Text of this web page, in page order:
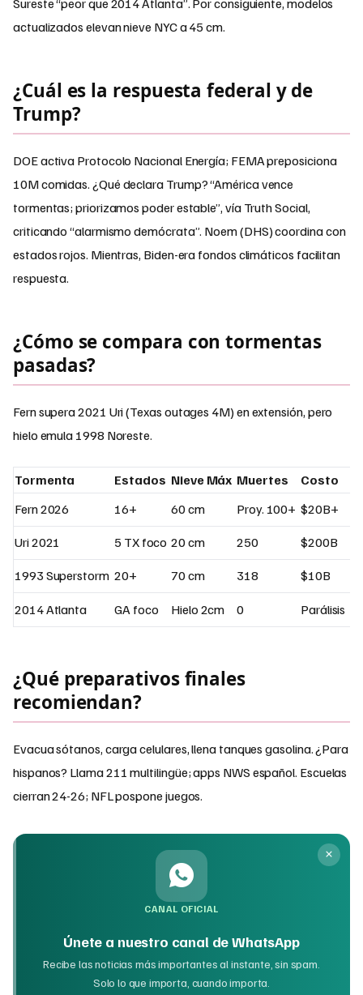
actualizados elevan nieve NYC a 45 cm.
¿Cuál es la respuesta federal y de
Trump?
DOE activa Protocolo Nacional Energía; FEMA preposiciona
10M comidas. ¿Qué declara Trump? “América vence
tormentas; priorizamos poder estable”, vía Truth Social,
criticando “alarmismo demócrata”. Noem (DHS) coordina con
estados rojos. Mientras, Biden-era fondos climáticos facilitan
respuesta.
¿Cómo se compara con tormentas
pasadas?
Fern supera 2021 Uri (Texas outages 4M) en extensión, pero
hielo emula 1998 Noreste.
Tormenta Estados Nieve Máx Muertes
Costo
Fern 2026
16+ 60 cm Proy. 100+ $20B+
Uri 2021 5 TX foco 20 cm 250 $200B
1993 Superstorm 20+ 70 cm 318 $10B
2014 Atlanta GA foco Hielo 2cm 0 Parálisis
¿Qué preparativos finales
recomiendan?
Evacua sótanos, carga celulares, llena tanques gasolina. ¿Para
hispanos? Llama 211 multilingüe; apps NWS español. Escuelas
cierran 24-26; NFL pospone juegos.
CANAL OFICIAL
Únete a nuestro canal de WhatsApp
Recibe las noticias más importantes al instante, sin spam.
Solo lo que importa, cuando importa.